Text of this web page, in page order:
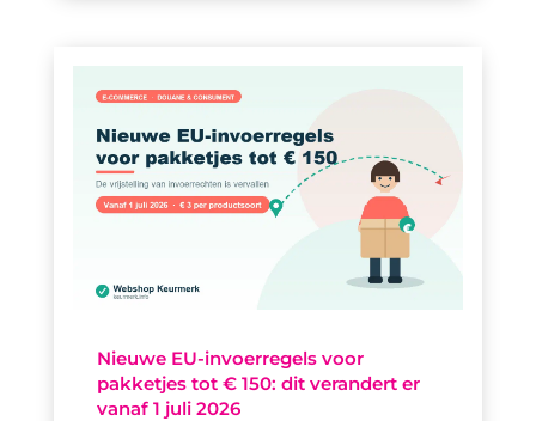
Nieuwe EU-invoerregels voor
pakketjes tot € 150: dit verandert er
vanaf 1 juli 2026